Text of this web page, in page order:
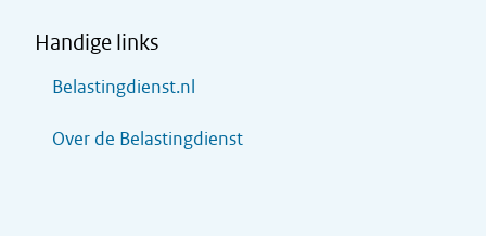
Handige links
Belastingdienst.nl
Over de Belastingdienst